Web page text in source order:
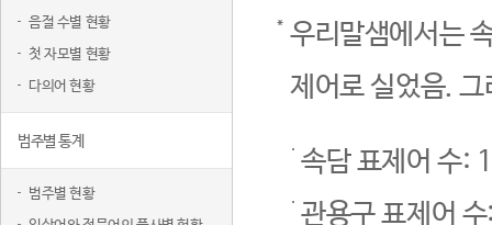
음절 수별 현황
첫 자모별 현황
다의어 현황
범주별 통계
범주별 현황
우리말샘에서는
제어로 실었음.
속담 표제어 수:
관용구 표제어